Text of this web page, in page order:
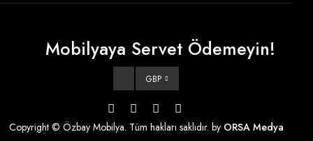
Mobilyaya Servet Ödemeyin!
GBP
Copyright © Özbay Mobilya. Tüm hakları saklıdır. by ORSA Medya